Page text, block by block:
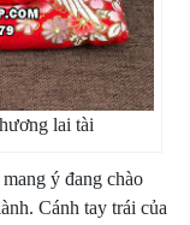
lai tài
ý đang chào
Cánh tay trái của